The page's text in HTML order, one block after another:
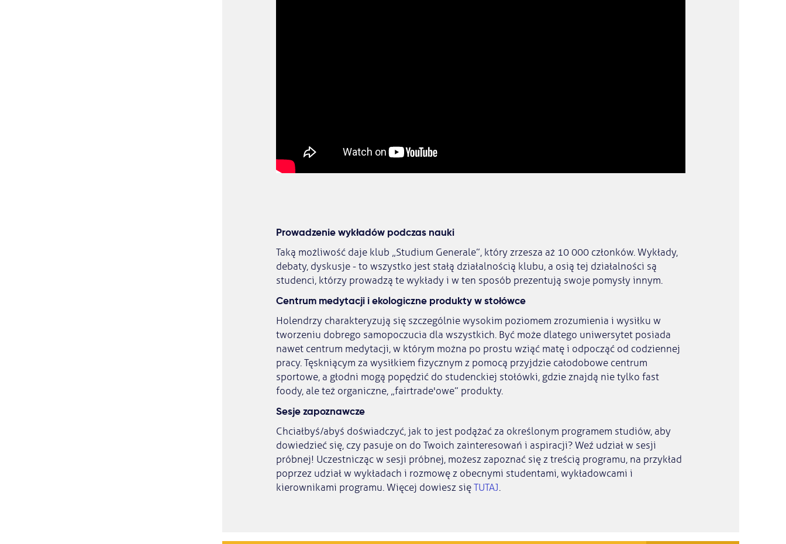
Prowadzenie wykładów podczas nauki
Taką możliwość daje klub „Studium Generale”, który zrzesza aż 10 000 członków. Wykłady,
debaty, dyskusje - to wszystko jest stałą działalnością klubu, a osią tej działalności są
studenci, którzy prowadzą te wykłady i w ten sposób prezentują swoje pomysły innym.
Centrum medytacji i ekologiczne produkty w stołówce
Holendrzy charakteryzują się szczególnie wysokim poziomem zrozumienia i wysiłku w
tworzeniu dobrego samopoczucia dla wszystkich. Być może dlatego uniwersytet posiada
nawet centrum medytacji, w którym można po prostu wziąć matę i odpocząć od codziennej
pracy. Tęskniącym za wysiłkiem fizycznym z pomocą przyjdzie całodobowe centrum
sportowe, a głodni mogą popędzić do studenckiej stołówki, gdzie znajdą nie tylko fast
foody, ale też organiczne, „fairtrade'owe” produkty.
Sesje zapoznawcze
Chciałbyś/abyś doświadczyć, jak to jest podążać za określonym programem studiów, aby
dowiedzieć się, czy pasuje on do Twoich zainteresowań i aspiracji? Weź udział w sesji
próbnej! Uczestnicząc w sesji próbnej, możesz zapoznać się z treścią programu, na przykład
poprzez udział w wykładach i rozmowę z obecnymi studentami, wykładowcami i
kierownikami programu. Więcej dowiesz sięTUTAJ.